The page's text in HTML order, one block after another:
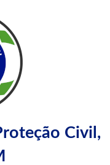
Civil,